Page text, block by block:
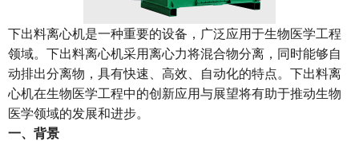
下出料离心机是一种重要的设备，广泛应用于生物医学工程
领域。下出料离心机采用离心力将混合物分离，同时能够自
动排出分离物，具有快速、高效、自动化的特点。 下出料离
心机在生物医学工程中的创新应用与展望将有助于推动生物
医学领域的发展和进步。
一、背景